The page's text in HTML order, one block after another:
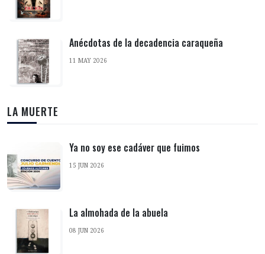
Anécdotas de la decadencia caraqueña
11 MAY 2026
LA MUERTE
Ya no soy ese cadáver que fuimos
15 JUN 2026
La almohada de la abuela
08 JUN 2026